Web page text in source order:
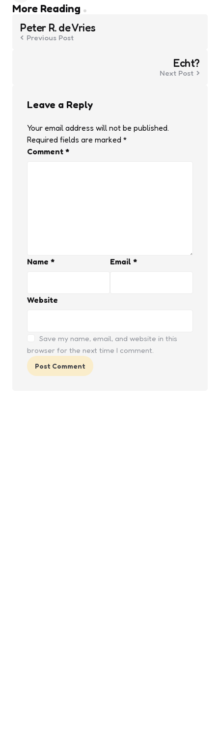
More Reading
Post
navigation
Peter R. de Vries
Previous Post
Echt?
Next Post
Leave a Reply
Your email address will not be published.
Required fields are marked *
Comment *
Name * Email *
Website
Save my name, email, and website in this
browser for the next time I comment.